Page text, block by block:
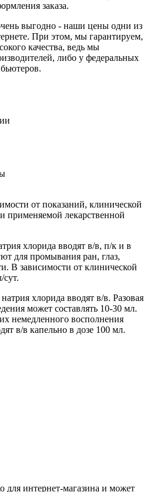
заказа.
выгодно - наши цены одни из
При этом, мы гарантируем,
качества, ведь мы
либо у федеральных
от показаний, клинической
применяемой лекарственной
хлорида вводят в/в, п/к и в
для промывания ран, глаз,
В зависимости от клинической
сут.
хлорида вводят в/в. Разовая
может составлять 10-30 мл.
немедленного восполнения
в/в капельно в дозе 100 мл.
для интернет-магазина и может